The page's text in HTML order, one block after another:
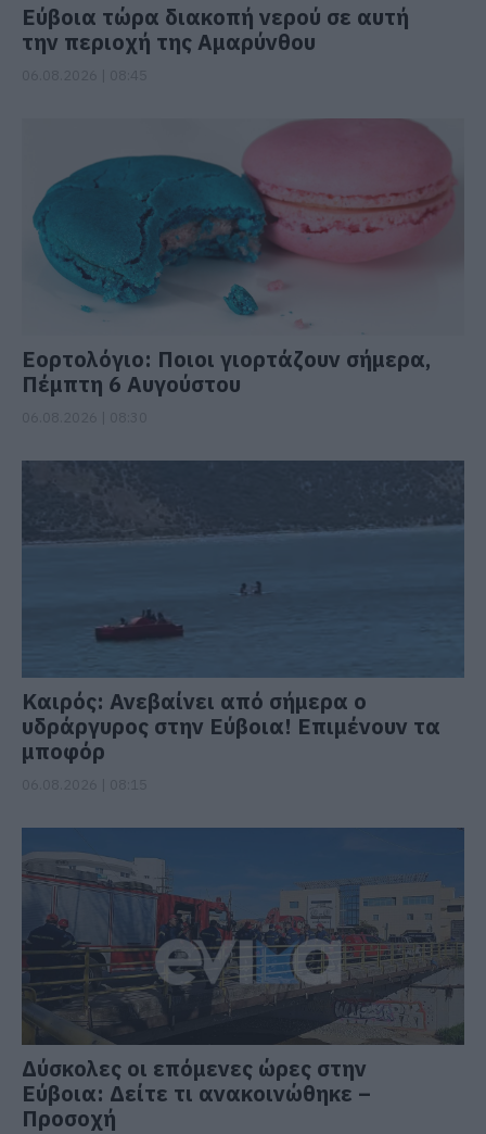
Εύβοια τώρα διακοπή νερού σε αυτή
την περιοχή της Αμαρύνθου
Εορτολόγιο: Ποιοι γιορτάζουν σήμερα,
Πέμπτη 6 Αυγούστου
Καιρός: Ανεβαίνει από σήμερα ο
υδράργυρος στην Εύβοια! Επιμένουν τα
μποφόρ
Δύσκολες οι επόμενες ώρες στην
Εύβοια: Δείτε τι ανακοινώθηκε –
Προσοχή